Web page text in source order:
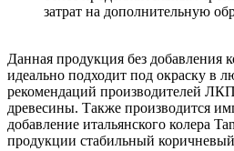
затрат на дополнительную
Данная продукция без добавления
идеально подходит под окраску в
рекомендаций производителей
древесины. Также производится
добавление итальянского колера
продукции стабильный